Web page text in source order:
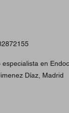
en
Díaz, Madrid